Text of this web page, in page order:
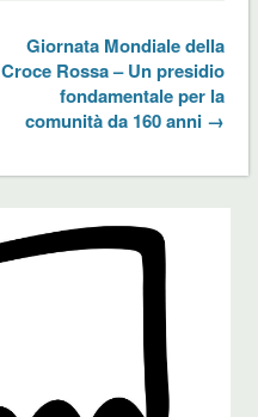
Giornata Mondiale della
Croce Rossa – Un presidio
fondamentale per la
comunità da 160 anni →